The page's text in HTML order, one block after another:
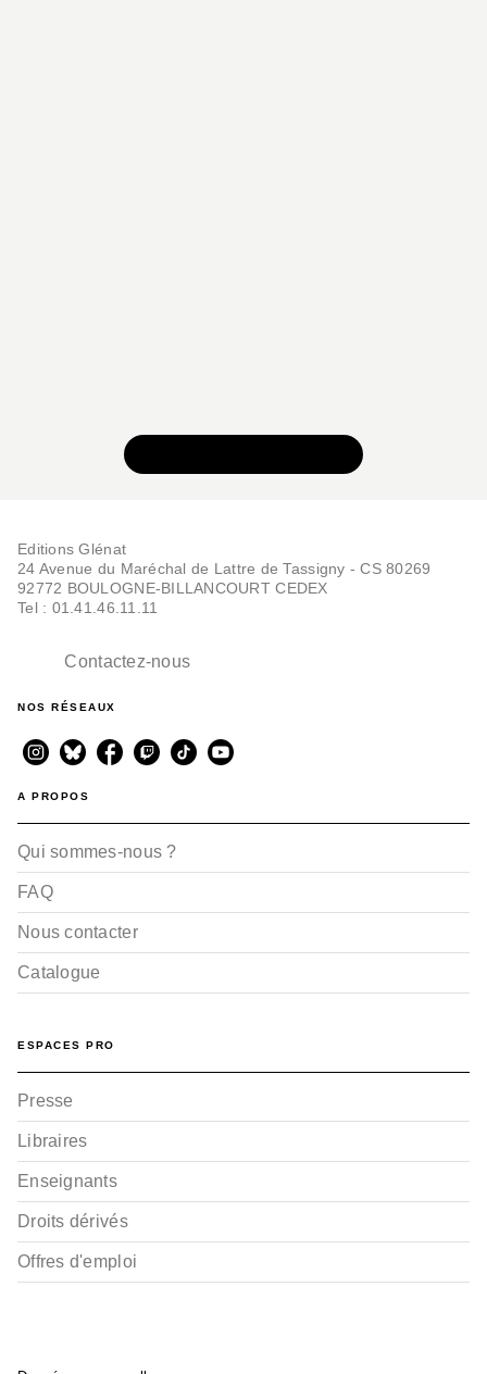
Editions Glénat
24 Avenue du Maréchal de Lattre de Tassigny - CS 80269
92772 BOULOGNE-BILLANCOURT CEDEX
Tel : 01.41.46.11.11
Contactez-nous
NOS RÉSEAUX
A PROPOS
Qui sommes-nous ?
FAQ
Nous contacter
Catalogue
ESPACES PRO
Presse
Libraires
Enseignants
Droits dérivés
Offres d'emploi